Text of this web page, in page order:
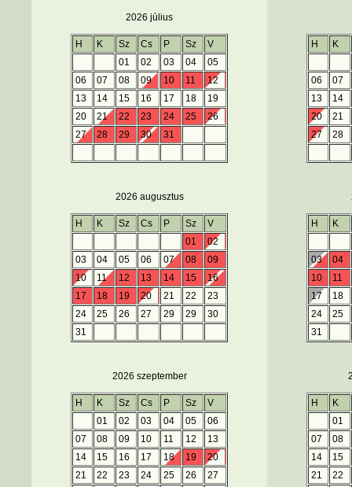
2026 július
H K Sz Cs P Sz
V
01
02 03 04
05
06
07 08 09 10 11
12
13
14 15 16 17 18
19
20
21 22 23 24 25
26
27
28 29 30 31
2026 augusztus
H K Sz Cs P Sz
V
01
02
03
04 05 06 07 08
09
10
11 12 13 14 15
16
17
18 19 20 21 22
23
24
25 26 27 29 29
30
31
2026 szeptember
H K Sz Cs P Sz
V
01
02 03 04 05
06
07
08 09 10 11 12
13
14
15 16 17 18 19
20
21
22 23 24 25 26
27
H K
06
07
13
14
20
21
27
28
H K
03
04
10
11
17
18
24
25
31
H
K
01
07
08
14
15
21
22